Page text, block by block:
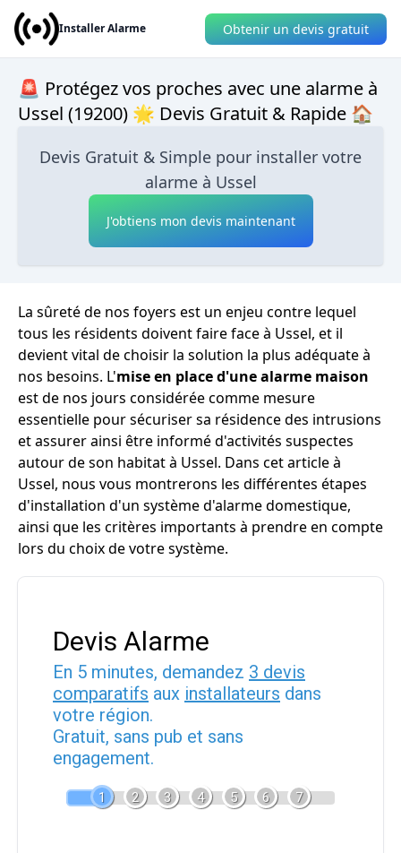
Installer Alarme Obtenir un devis gratuit
🚨 Protégez vos proches avec une alarme à
Ussel (19200) 🌟 Devis Gratuit & Rapide 🏠
Devis Gratuit & Simple pour installer votre
alarme à Ussel
J'obtiens mon devis maintenant
La sûreté de nos foyers est un enjeu contre lequel
tous les résidents doivent faire face à Ussel, et il
devient vital de choisir la solution la plus adéquate à
nos besoins. L'mise en place d'une alarme maison
est de nos jours considérée comme mesure
essentielle pour sécuriser sa résidence des intrusions
et assurer ainsi être informé d'activités suspectes
autour de son habitat à Ussel. Dans cet article à
Ussel, nous vous montrerons les différentes étapes
d'installation d'un système d'alarme domestique,
ainsi que les critères importants à prendre en compte
lors du choix de votre système.
Devis Alarme
En 5 minutes, demandez 3 devis
comparatifs aux installateurs dans
votre région.
Gratuit, sans pub et sans
engagement.
1 2 3 4 5 6 7